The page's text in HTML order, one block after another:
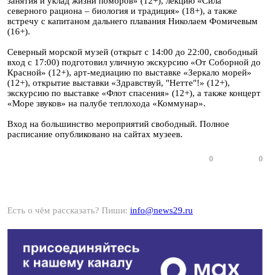
северного рациона – биология и традиция» (18+), а также
встречу с капитаном дальнего плавания Николаем Фомичевым
(16+).
Северный морской музей (открыт с 14:00 до 22:00, свободный
вход с 17:00) подготовил уличную экскурсию «От Соборной до
Красной» (12+), арт-медиацию по выставке «Зеркало морей»
(12+), открытие выставки «Здравствуй, "Нетте"!» (12+),
экскурсию по выставке «Флот спасения» (12+), а также концерт
«Море звуков» на палубе теплохода «Коммунар».
Вход на большинство мероприятий свободный. Полное
расписание опубликовано на сайтах музеев.
0 0
Есть о чём рассказать? Пиши: info@news29.ru